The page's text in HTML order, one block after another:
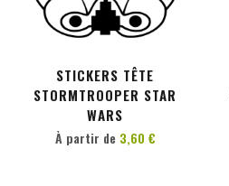
STICKERS TÊTE
STORMTROOPER STAR
WARS
PERSONNALISER
À partir de 3,60 €